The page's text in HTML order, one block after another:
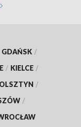
GDAŃSK /
/ KIELCE /
OLSZTYN /
/